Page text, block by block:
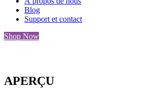
Blog
Support et contact
Shop Now
APERÇU